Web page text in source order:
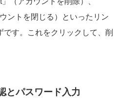
ントを閉じる）といったリン
です。これをクリックして、削
とパスワード入力